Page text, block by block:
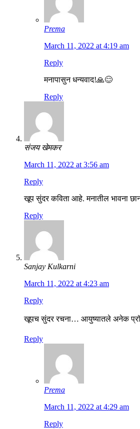
Prema
March 11, 2022 at 4:19 am
Reply
मनापासुन धन्यवाद!🙏😊
Reply
संजय खेमकर
March 11, 2022 at 3:56 am
Reply
खूप सुंदर कविता आहे. मनातील भावना
Reply
Sanjay Kulkarni
March 11, 2022 at 4:23 am
Reply
खूपच सुंदर रचना… आयुष्यातले अनेक
Reply
Prema
March 11, 2022 at 4:29 am
Reply